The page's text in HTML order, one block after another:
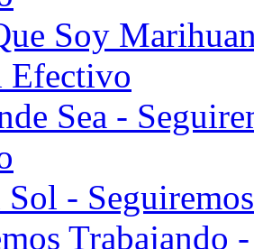
Soy
Efectivo
Sea -
-
Trabajando